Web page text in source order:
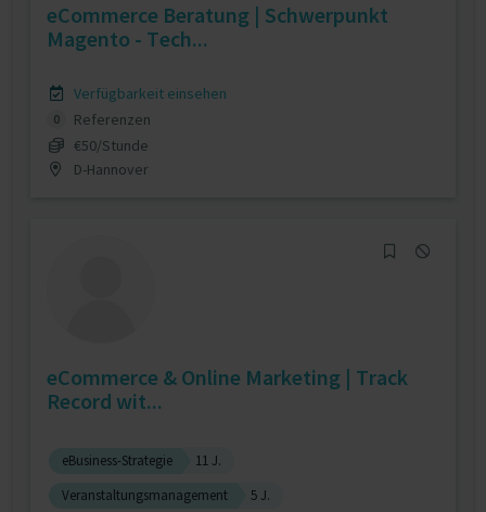
eCommerce Beratung | Schwerpunkt
Magento - Tech...
Verfügbarkeit einsehen
0
Referenzen
€50/Stunde
D-Hannover
eCommerce & Online Marketing | Track
Record wit...
eBusiness-Strategie
11 J.
Veranstaltungsmanagement
5 J.